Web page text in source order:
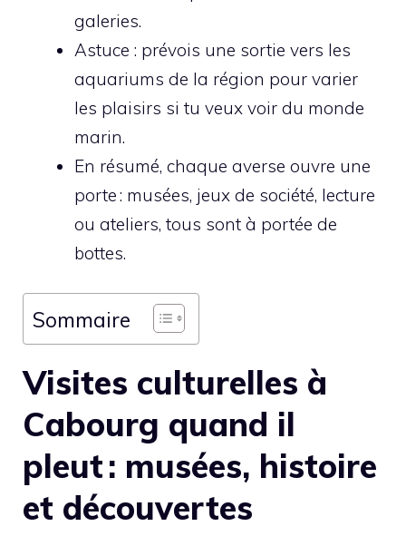
galeries.
Astuce : prévois une sortie vers les
aquariums de la région pour varier
les plaisirs si tu veux voir du monde
marin.
En résumé, chaque averse ouvre une
porte : musées, jeux de société, lecture
ou ateliers, tous sont à portée de
bottes.
Sommaire
Visites culturelles à
Cabourg quand il
pleut : musées, histoire
et découvertes